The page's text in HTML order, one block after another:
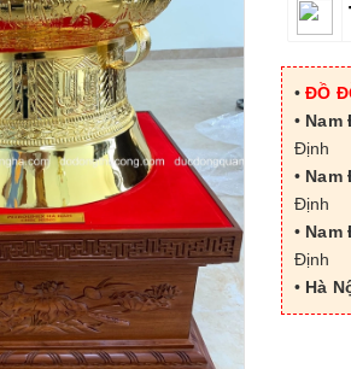
•ĐỒ
• Nam
Định
• Nam
Định
• Nam
Định
• Hà